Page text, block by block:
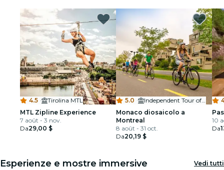
4.5 ·
Tirolina MTL
MTL Zipline Experience
7 août - 3 nov.
Da29,00 $
5.0 ·
Independent Tour of Montreal by Bike
Monaco diosaicolo a
Montreal
8 août - 31 oct.
Da20,19 $
10
Da
Esperienze e mostre immersive Vedi tutti